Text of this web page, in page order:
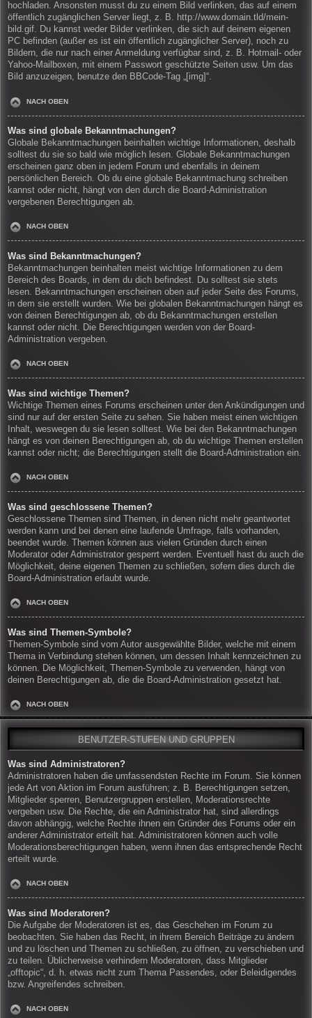
hochladen. Ansonsten musst du zu einem Bild verlinken, das auf einem
öffentlich zugänglichen Server liegt, z. B. http://www.domain.tld/mein-
bild.gif. Du kannst weder Bilder verlinken, die sich auf deinem eigenen
PC befinden (außer es ist ein öffentlich zugänglicher Server), noch zu
Bildern, die nur nach einer Anmeldung verfügbar sind, z. B. Hotmail- oder
Yahoo-Mailboxen, mit einem Passwort geschützte Seiten usw. Um das
Bild anzuzeigen, benutze den BBCode-Tag „[img]“.
NACH OBEN
Was sind globale Bekanntmachungen?
Globale Bekanntmachungen beinhalten wichtige Informationen, deshalb
solltest du sie so bald wie möglich lesen. Globale Bekanntmachungen
erscheinen ganz oben in jedem Forum und ebenfalls in deinem
persönlichen Bereich. Ob du eine globale Bekanntmachung schreiben
kannst oder nicht, hängt von den durch die Board-Administration
vergebenen Berechtigungen ab.
NACH OBEN
Was sind Bekanntmachungen?
Bekanntmachungen beinhalten meist wichtige Informationen zu dem
Bereich des Boards, in dem du dich befindest. Du solltest sie stets
lesen. Bekanntmachungen erscheinen oben auf jeder Seite des Forums,
in dem sie erstellt wurden. Wie bei globalen Bekanntmachungen hängt es
von deinen Berechtigungen ab, ob du Bekanntmachungen erstellen
kannst oder nicht. Die Berechtigungen werden von der Board-
Administration vergeben.
NACH OBEN
Was sind wichtige Themen?
Wichtige Themen eines Forums erscheinen unter den Ankündigungen und
sind nur auf der ersten Seite zu sehen. Sie haben meist einen wichtigen
Inhalt, weswegen du sie lesen solltest. Wie bei den Bekanntmachungen
hängt es von deinen Berechtigungen ab, ob du wichtige Themen erstellen
kannst oder nicht; die Berechtigungen stellt die Board-Administration ein.
NACH OBEN
Was sind geschlossene Themen?
Geschlossene Themen sind Themen, in denen nicht mehr geantwortet
werden kann und bei denen eine laufende Umfrage, falls vorhanden,
beendet wurde. Themen können aus vielen Gründen durch einen
Moderator oder Administrator gesperrt werden. Eventuell hast du auch die
Möglichkeit, deine eigenen Themen zu schließen, sofern dies durch die
Board-Administration erlaubt wurde.
NACH OBEN
Was sind Themen-Symbole?
Themen-Symbole sind vom Autor ausgewählte Bilder, welche mit einem
Thema in Verbindung stehen können, um dessen Inhalt kennzeichnen zu
können. Die Möglichkeit, Themen-Symbole zu verwenden, hängt von
deinen Berechtigungen ab, die die Board-Administration gesetzt hat.
NACH OBEN
BENUTZER-STUFEN UND GRUPPEN
Was sind Administratoren?
Administratoren haben die umfassendsten Rechte im Forum. Sie können
jede Art von Aktion im Forum ausführen; z. B. Berechtigungen setzen,
Mitglieder sperren, Benutzergruppen erstellen, Moderationsrechte
vergeben usw. Die Rechte, die ein Administrator hat, sind allerdings
davon abhängig, welche Rechte ihnen ein Gründer des Forums oder ein
anderer Administrator erteilt hat. Administratoren können auch volle
Moderationsberechtigungen haben, wenn ihnen das entsprechende Recht
erteilt wurde.
NACH OBEN
Was sind Moderatoren?
Die Aufgabe der Moderatoren ist es, das Geschehen im Forum zu
beobachten. Sie haben das Recht, in ihrem Bereich Beiträge zu ändern
und zu löschen und Themen zu schließen, zu öffnen, zu verschieben und
zu teilen. Üblicherweise verhindern Moderatoren, dass Mitglieder
„offtopic“, d. h. etwas nicht zum Thema Passendes, oder Beleidigendes
bzw. Angreifendes schreiben.
NACH OBEN